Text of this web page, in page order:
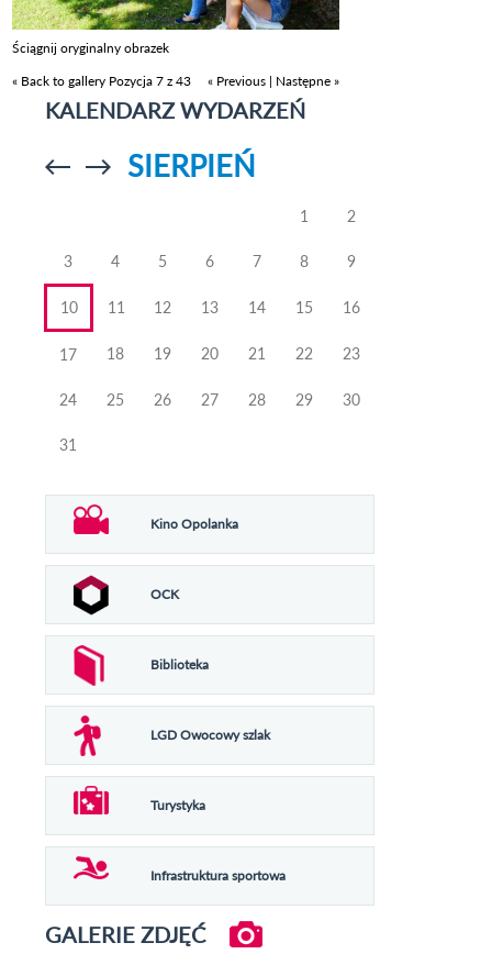
Ściągnij oryginalny obrazek
« Back to gallery Pozycja 7 z 43 « Previous | Następne »
KALENDARZ WYDARZEŃ
Przejdź doPrzejdź do
SIERPIEŃ
1 2
3 4 5 6 7 8 9
10 11 12 13 14 15 16
17 18 19 20 21 22 23
24 25 26 27 28 29 30
31
Kino Opolanka
OCK
Biblioteka
LGD Owocowy szlak
Turystyka
Infrastruktura sportowa
GALERIE ZDJĘĆ